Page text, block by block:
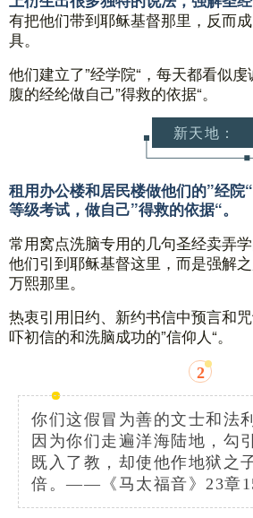
有把他们带到耶稣基督那里，反而
具。
他们建立了”经学院“，每天都看似
腹的经纶做自己”得救的依据“。
新天地：
租用办公楼和居民楼做他们的”经院
等级考试，做自己”得救的依据“。
常用窝点洗脑专用的几句圣经卖弄
他们引到耶稣基督这里，而是强解
万熙那里。
热衷引用旧约、新约书信中预言和
吓初信的和洗脑成功的”信仰人“。
2
你们这假冒为善的文士和法
因为你们走遍洋海陆地，勾
既入了教，却使他作地狱之
倍。——《马太福音》23章